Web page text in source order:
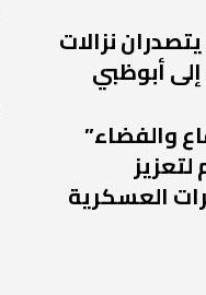
نزالات
والفضاء”
العسكرية